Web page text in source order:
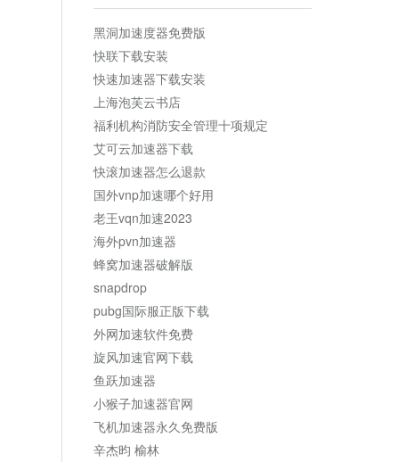
黑洞加速度器免费版
快联下载安装
快速加速器下载安装
上海泡芙云书店
福利机构消防安全管理十项规定
艾可云加速器下载
快滚加速器怎么退款
国外vnp加速哪个好用
老王vqn加速2023
海外pvn加速器
蜂窝加速器破解版
snapdrop
pubg国际服正版下载
外网加速软件免费
旋风加速官网下载
鱼跃加速器
小猴子加速器官网
飞机加速器永久免费版
辛杰昀 榆林